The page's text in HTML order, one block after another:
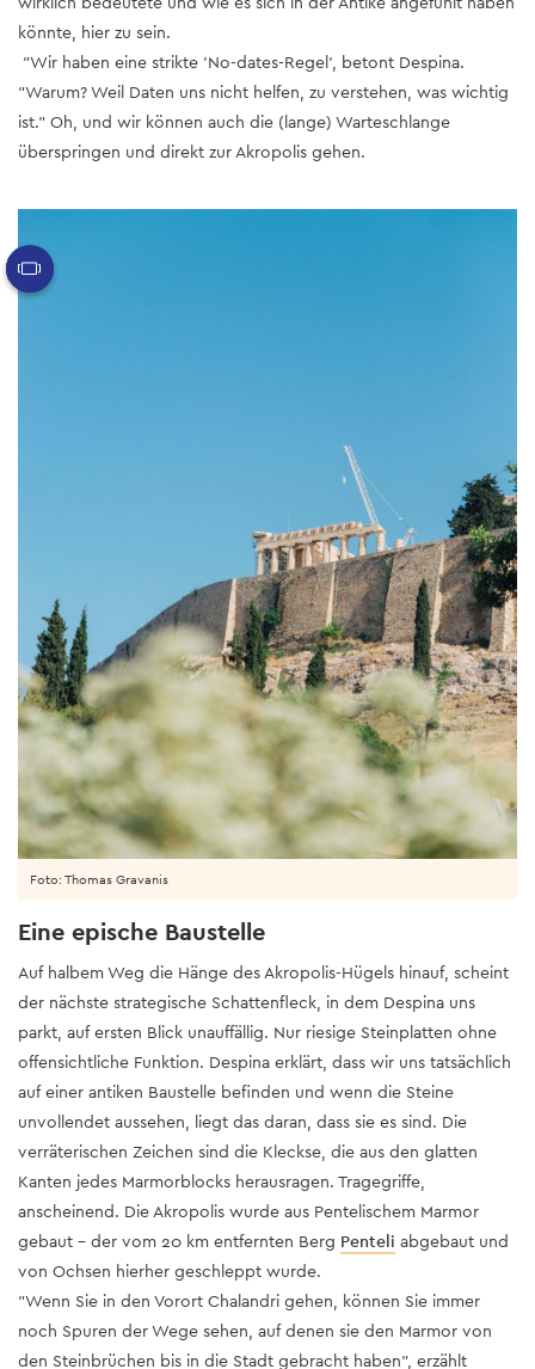
könnte, hier zu sein.
"Wir haben eine strikte 'No-dates-Regel', betont Despina.
"Warum? Weil Daten uns nicht helfen, zu verstehen, was wichtig
ist." Oh, und wir können auch die (lange) Warteschlange
überspringen und direkt zur Akropolis gehen.
Eine epische Baustelle
Auf halbem Weg die Hänge des Akropolis-Hügels hinauf, scheint
der nächste strategische Schattenfleck, in dem Despina uns
parkt, auf ersten Blick unauffällig. Nur riesige Steinplatten ohne
offensichtliche Funktion. Despina erklärt, dass wir uns tatsächlich
auf einer antiken Baustelle befinden und wenn die Steine
unvollendet aussehen, liegt das daran, dass sie es sind. Die
verräterischen Zeichen sind die Kleckse, die aus den glatten
Kanten jedes Marmorblocks herausragen. Tragegriffe,
anscheinend. Die Akropolis wurde aus Pentelischem Marmor
gebaut – der vom 20 km entfernten Berg Penteli abgebaut und
von Ochsen hierher geschleppt wurde.
"Wenn Sie in den Vorort Chalandri gehen, können Sie immer
noch Spuren der Wege sehen, auf denen sie den Marmor von
den Steinbrüchen bis in die Stadt gebracht haben", erzählt
Foto: Thomas Gravanis